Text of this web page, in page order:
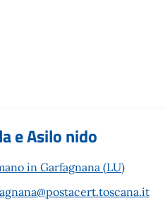
e Asilo nido
in Garfagnana (LU)